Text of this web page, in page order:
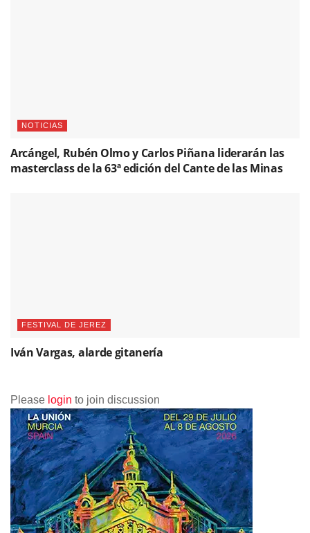
NOTICIAS
Arcángel, Rubén Olmo y Carlos Piñana liderarán las
masterclass de la 63ª edición del Cante de las Minas
FESTIVAL DE JEREZ
Iván Vargas, alarde gitanería
Please login to join discussion